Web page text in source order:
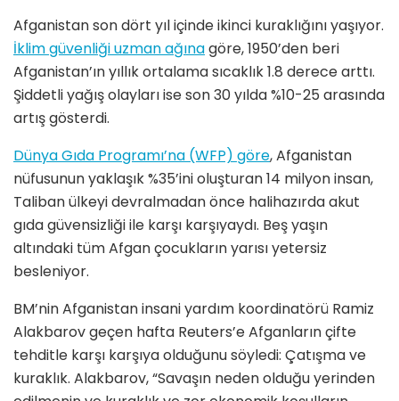
Afganistan son dört yıl içinde ikinci kuraklığını yaşıyor.
İklim güvenliği uzman ağınagöre, 1950’den beri
Afganistan’ın yıllık ortalama sıcaklık 1.8 derece arttı.
Şiddetli yağış olayları ise son 30 yılda %10-25 arasında
artış gösterdi.
Dünya Gıda Programı’na (WFP) göre, Afganistan
nüfusunun yaklaşık %35’ini oluşturan 14 milyon insan,
Taliban ülkeyi devralmadan önce halihazırda akut
gıda güvensizliği ile karşı karşıyaydı. Beş yaşın
altındaki tüm Afgan çocukların yarısı yetersiz
besleniyor.
BM’nin Afganistan insani yardım koordinatörü Ramiz
Alakbarov geçen hafta Reuters’e Afganların çifte
tehditle karşı karşıya olduğunu söyledi: Çatışma ve
kuraklık. Alakbarov, “Savaşın neden olduğu yerinden